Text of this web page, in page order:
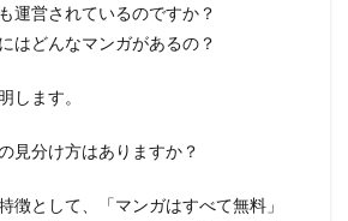
運営されているのですか？
はどんなマンガがあるの？
します。
見分け方はありますか？
徴として、「マンガはすべて無料」